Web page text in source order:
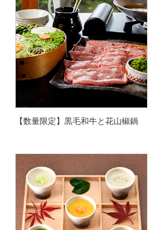
【数量限定】黒毛和牛と花山椒鍋